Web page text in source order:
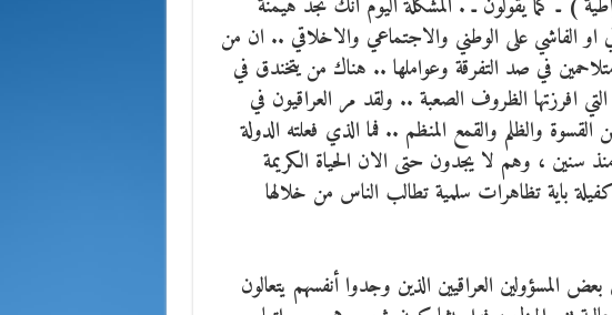
او الفاشي على الوطني والاجتماعي والاخلاقي .. ان من
في صد التفرقة وعواملها .. هناك من يتخندق في
افرزتها الظروف الصعبة .. ولقد مر العراقيون في
والظلم والقمع المنظم .. فما الذي فعلته الدولة
سنين ، وهم لا يجدون حتى الان الحياة الكريمة
باية تظاهرات سلمية تطالب الناس من خلالها
العراقيين الذين وجدوا أنفسهم يتعالون